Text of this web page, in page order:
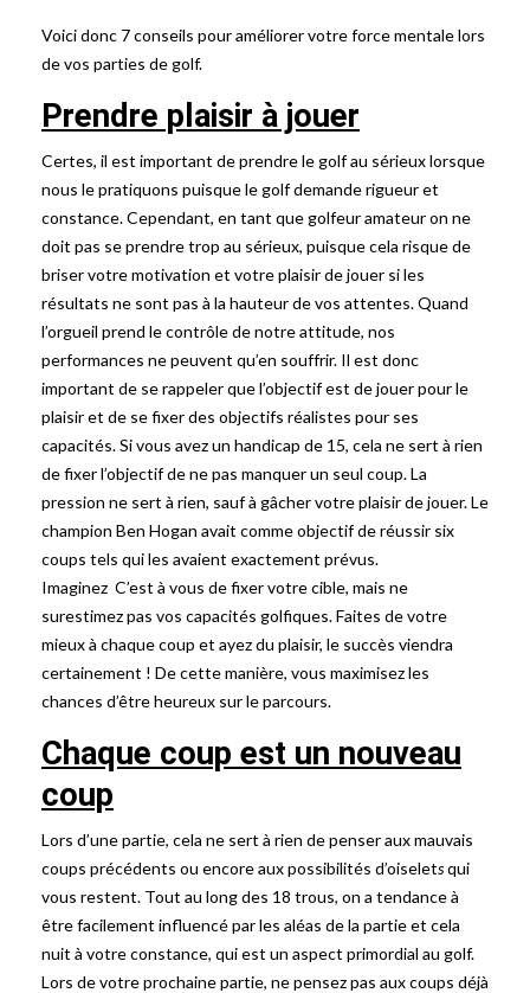
Voici donc 7 conseils pour améliorer votre force mentale lors
de vos parties de golf.
Prendre plaisir à jouer
Certes, il est important de prendre le golf au sérieux lorsque
nous le pratiquons puisque le golf demande rigueur et
constance. Cependant, en tant que golfeur amateur on ne
doit pas se prendre trop au sérieux, puisque cela risque de
briser votre motivation et votre plaisir de jouer si les
résultats ne sont pas à la hauteur de vos attentes. Quand
l’orgueil prend le contrôle de notre attitude, nos
performances ne peuvent qu’en souffrir. Il est donc
important de se rappeler que l’objectif est de jouer pour le
plaisir et de se fixer des objectifs réalistes pour ses
capacités. Si vous avez un handicap de 15, cela ne sert à rien
de fixer l’objectif de ne pas manquer un seul coup. La
pression ne sert à rien, sauf à gâcher votre plaisir de jouer. Le
champion Ben Hogan avait comme objectif de réussir six
coups tels qui les avaient exactement prévus.
Imaginez C’est à vous de fixer votre cible, mais ne
surestimez pas vos capacités golfiques. Faites de votre
mieux à chaque coup et ayez du plaisir, le succès viendra
certainement ! De cette manière, vous maximisez les
chances d’être heureux sur le parcours.
Chaque coup est un nouveau
coup
Lors d’une partie, cela ne sert à rien de penser aux mauvais
coups précédents ou encore aux possibilités d’oiseletsqui
vous restent. Tout au long des 18 trous, on a tendance à
être facilement influencé par les aléas de la partie et cela
nuit à votre constance, qui est un aspect primordial au golf.
Lors de votre prochaine partie, ne pensez pas aux coups déjà